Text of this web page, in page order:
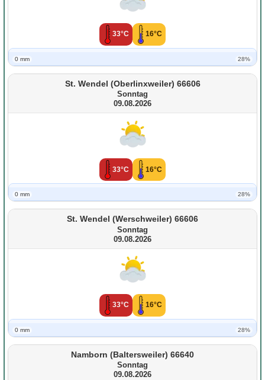
33°C 16°C
0 mm 28%
St. Wendel (Oberlinxweiler) 66606
Sonntag
09.08.2026
33°C 16°C
0 mm 28%
St. Wendel (Werschweiler) 66606
Sonntag
09.08.2026
33°C 16°C
0 mm 28%
Namborn (Baltersweiler) 66640
Sonntag
09.08.2026